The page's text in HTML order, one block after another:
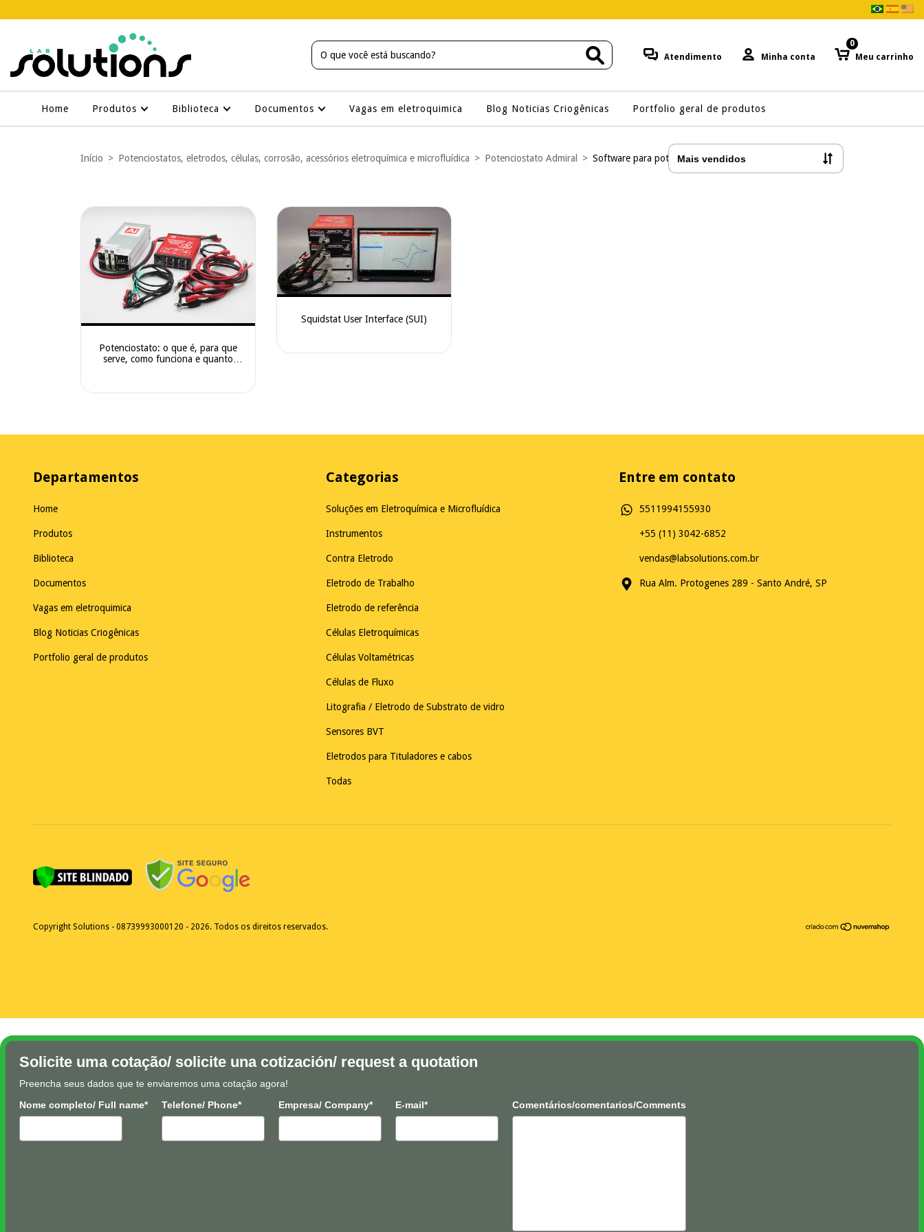
Atendimento Minha conta Meu carrinho
0
Home Produtos Biblioteca Documentos Vagas em eletroquimica Blog Noticias Criogênicas Portfolio geral de produtos
Início > Potenciostatos, eletrodos, células, corrosão, acessórios eletroquímica e microfluídica > Potenciostato Admiral > Software para potenciostato
Potenciostato: o que é, para que
serve, como funciona e quanto
Squidstat User Interface (SUI)
Departamentos
Home
Produtos
Biblioteca
Documentos
Vagas em eletroquimica
Blog Noticias Criogênicas
Portfolio geral de produtos
Categorias
Soluções em Eletroquímica e Microfluídica
Instrumentos
Contra Eletrodo
Eletrodo de Trabalho
Eletrodo de referência
Células Eletroquímicas
Células Voltamétricas
Células de Fluxo
Litografia / Eletrodo de Substrato de vidro
Sensores BVT
Eletrodos para Tituladores e cabos
Todas
Entre em contato
5511994155930
+55 (11) 3042-6852
vendas@labsolutions.com.br
Rua Alm. Protogenes 289 - Santo André, SP
Copyright Solutions - 08739993000120 - 2026. Todos os direitos reservados.
Solicite uma cotação/ solicite una cotización/ request a quotation
Preencha seus dados que te enviaremos uma cotação agora!
Nome completo/ Full name*
Telefone/ Phone* Empresa/ Company* E-mail* Comentários/comentarios/Comments